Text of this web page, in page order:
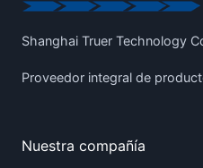
Shanghai Truer Technology
Proveedor integral de
Nuestra compañía